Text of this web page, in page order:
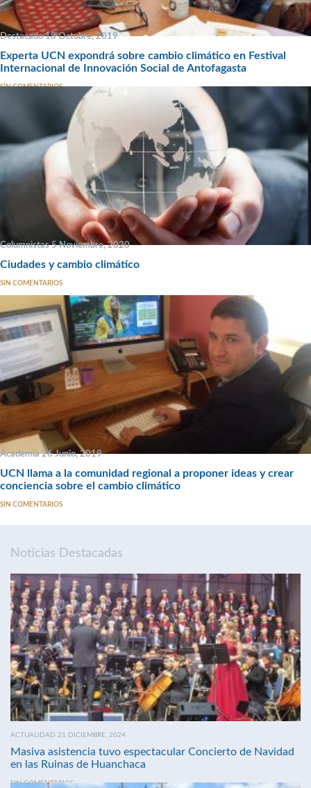
Destacado 18 Octubre, 2019
Experta UCN expondrá sobre cambio climático en Festival
Internacional de Innovación Social de Antofagasta
SIN COMENTARIOS
Columnistas 5 Noviembre, 2020
Ciudades y cambio climático
SIN COMENTARIOS
Academia 26 Junio, 2019
UCN llama a la comunidad regional a proponer ideas y crear
conciencia sobre el cambio climático
SIN COMENTARIOS
Noticias Destacadas
ACTUALIDAD 21 DICIEMBRE, 2024
Masiva asistencia tuvo espectacular Concierto de Navidad
en las Ruinas de Huanchaca
SIN COMENTARIOS